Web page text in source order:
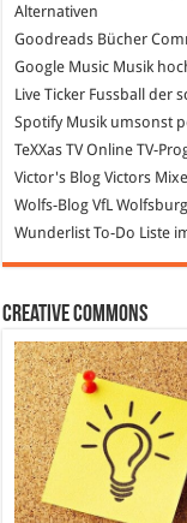
Alternativen
Goodreads Bücher
Google Music Musik
Live Ticker Fussball der
SpotifyMusik umsonst
TeXXas TVOnline TV-
Victor's Blog Victors
Wolfs-Blog VfL
Wunderlist To-Do Liste
Creative Commons